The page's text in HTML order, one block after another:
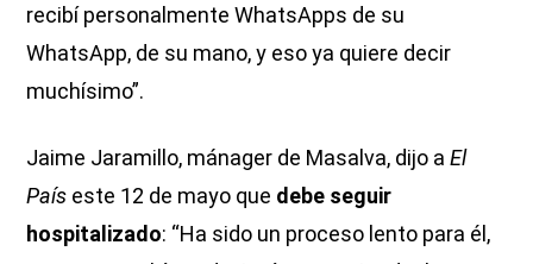
recibí personalmente WhatsApps de su
WhatsApp, de su mano, y eso ya quiere decir
muchísimo”.
Jaime Jaramillo, mánager de Masalva, dijo aEl
País este 12 de mayo que debe seguir
hospitalizado: “Ha sido un proceso lento para él,